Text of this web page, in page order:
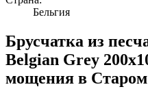
Бельгия
Брусчатка из
Belgian Grey
мощения в